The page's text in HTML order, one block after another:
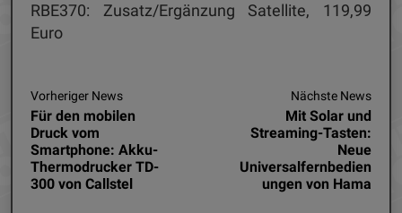
RBE370: Zusatz/Ergänzung Satellite, 119,99
Euro
Vorheriger News
Für den mobilen
Druck vom
Smartphone: Akku-
Thermodrucker TD-
300 von Callstel
Nächste News
Mit Solar und
Streaming-Tasten:
Neue
Universalfernbedien
ungen von Hama